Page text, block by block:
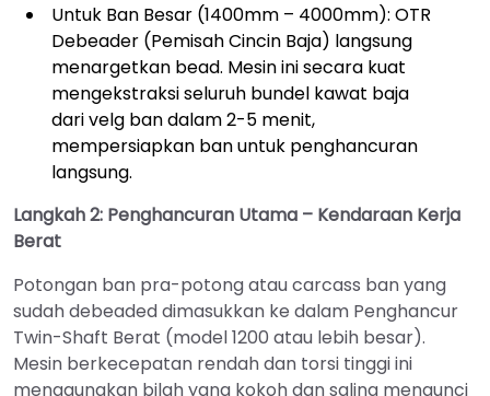
Untuk Ban Besar (1400mm – 4000mm): OTR
Debeader (Pemisah Cincin Baja) langsung
menargetkan bead. Mesin ini secara kuat
mengekstraksi seluruh bundel kawat baja
dari velg ban dalam 2-5 menit,
mempersiapkan ban untuk penghancuran
langsung.
Langkah 2: Penghancuran Utama – Kendaraan Kerja
Berat
Potongan ban pra-potong atau carcass ban yang
sudah debeaded dimasukkan ke dalam Penghancur
Twin-Shaft Berat (model 1200 atau lebih besar).
Mesin berkecepatan rendah dan torsi tinggi ini
menggunakan bilah yang kokoh dan saling mengunci